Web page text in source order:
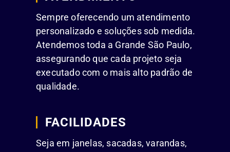
Sempre oferecendo um atendimento
personalizado e soluções sob medida.
Atendemos toda a Grande São Paulo,
assegurando que cada projeto seja
executado com o mais alto padrão de
qualidade.
FACILIDADES
Seja em janelas, sacadas, varandas,